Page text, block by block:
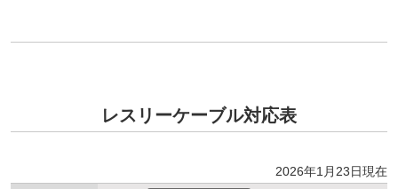
レスリーケーブル対応表
2026年1月23日現在